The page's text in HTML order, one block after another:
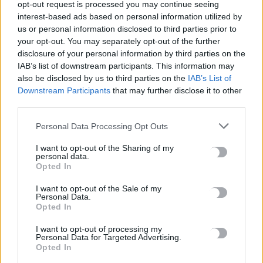
opt-out request is processed you may continue seeing
interest-based ads based on personal information utilized by
us or personal information disclosed to third parties prior to
your opt-out. You may separately opt-out of the further
disclosure of your personal information by third parties on the
IAB’s list of downstream participants. This information may
also be disclosed by us to third parties on the IAB’s List of
Downstream Participants that may further disclose it to other
Personal Data Processing Opt Outs
I want to opt-out of the Sharing of my
personal data.
Opted In
I want to opt-out of the Sale of my
Personal Data.
Opted In
I want to opt-out of processing my
Personal Data for Targeted Advertising.
Opted In
ΟΙΚΟΝΟΜΙΑ
θα φτάσει το 1,4 ευρώ η τιμή της
Αντιμέτωποι με νέες ανατιμήσεις στο ψωμί δεν αποκλείεται να
βρεθούν οι καταναλωτές τις επόμενες μέρες, όπως αναφέρει ο
Ελεύθερος Τύπος. Οι…
Newsroom 21 Μαρτίου, 2025
ΡΟΗ ΕΙΔΗΣΕΩΝ